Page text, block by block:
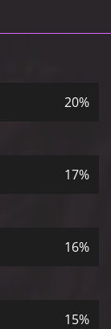
20%
17%
16%
15%